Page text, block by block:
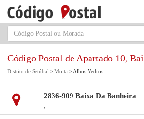
Código Postal de Apartado 10,
Distrito de Setúbal > Moita > Alhos Vedros
2836-909 Baixa Da Banheira
,